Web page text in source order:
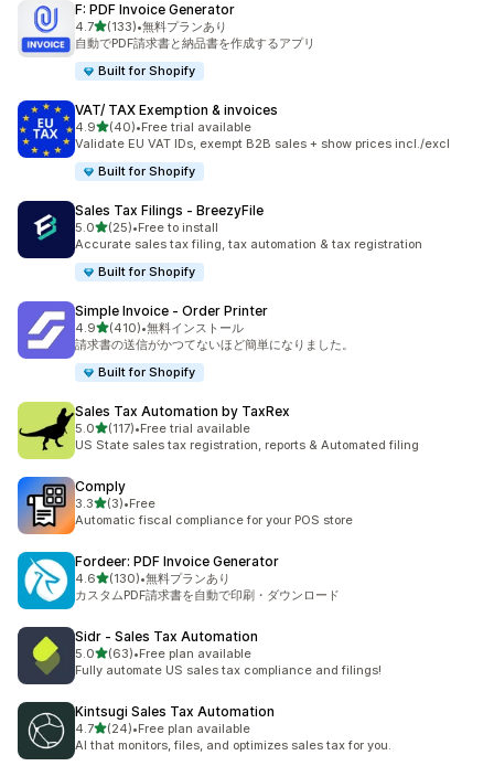
F: PDF Invoice Generator
4.75つ星中
(133)
合計レビュー数：133件
•無料プランあり
自動でPDF請求書と納品書を作成するアプリ
Built for Shopify
VAT/ TAX Exemption & invoices
4.95つ星中
(40)
合計レビュー数：40件
•Free trial available
Validate EU VAT IDs, exempt B2B sales + show prices incl./excl
Built for Shopify
Sales Tax Filings ‑ BreezyFile
5.05つ星中
(25)
合計レビュー数：25件
•Free to install
Accurate sales tax filing, tax automation & tax registration
Built for Shopify
Simple Invoice ‑ Order Printer
4.95つ星中
(410)
合計レビュー数：410件
•無料インストール
請求書の送信がかつてないほど簡単になりました。
Built for Shopify
Sales Tax Automation by TaxRex
5.05つ星中
(117)
合計レビュー数：117件
•Free trial available
US State sales tax registration, reports & Automated filing
Comply
3.35つ星中
(3)
合計レビュー数：3件
•Free
Automatic fiscal compliance for your POS store
Fordeer: PDF Invoice Generator
4.65つ星中
(130)
合計レビュー数：130件
•無料プランあり
カスタムPDF請求書を自動で印刷・ダウンロード
Sidr ‑ Sales Tax Automation
5.05つ星中
(63)
合計レビュー数：63件
•Free plan available
Fully automate US sales tax compliance and filings!
Kintsugi Sales Tax Automation
4.75つ星中
(24)
合計レビュー数：24件
•Free plan available
AI that monitors, files, and optimizes sales tax for you.